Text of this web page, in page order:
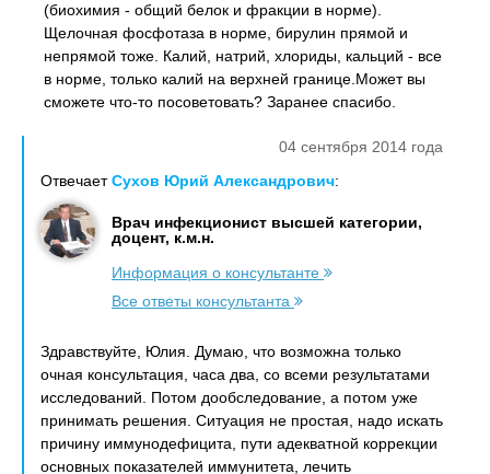
(биохимия - общий белок и фракции в норме).
Щелочная фосфотаза в норме, бирулин прямой и
непрямой тоже. Калий, натрий, хлориды, кальций - все
в норме, только калий на верхней границе.Может вы
сможете что-то посоветовать? Заранее спасибо.
04 сентября 2014 года
ОтвечаетСухов Юрий Александрович:
Врач инфекционист высшей категории,
доцент, к.м.н.
Информация о консультанте
Все ответы консультанта
Здравствуйте, Юлия. Думаю, что возможна только
очная консультация, часа два, со всеми результатами
исследований. Потом дообследование, а потом уже
принимать решения. Ситуация не простая, надо искать
причину иммунодефицита, пути адекватной коррекции
основных показателей иммунитета, лечить